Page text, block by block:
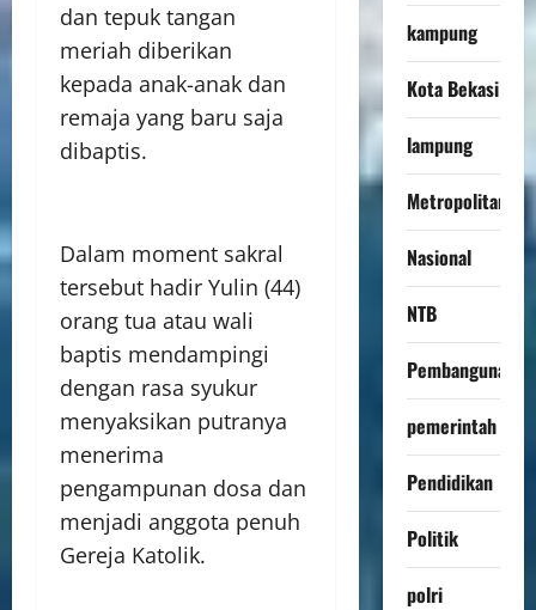
dan tepuk tangan
meriah diberikan
kepada anak-anak dan
remaja yang baru saja
dibaptis.
Dalam moment sakral
tersebut hadir Yulin (44)
orang tua atau wali
baptis mendampingi
dengan rasa syukur
menyaksikan putranya
menerima
pengampunan dosa dan
menjadi anggota penuh
Gereja Katolik.
kampung
Kota Bekasi
lampung
Metropolitan
Nasional
NTB
Pembangunan
pemerintah
Pendidikan
Politik
polri